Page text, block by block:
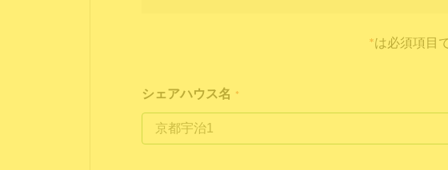
*は必須項目
シェアハウス名 *